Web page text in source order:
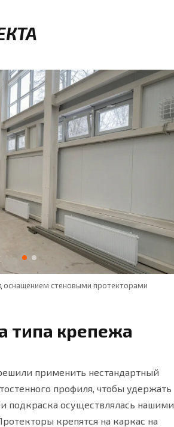
стеновыми протекторами
типа крепежа
применить нестандартный
профиля, чтобы удержать
подкраска осуществлялась нашими
крепятся на каркас на